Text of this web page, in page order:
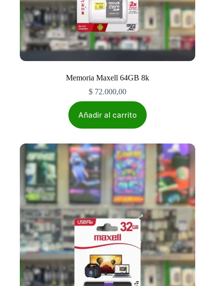
Memoria Maxell 64GB 8k
$ 72.000,00
Añadir al carrito